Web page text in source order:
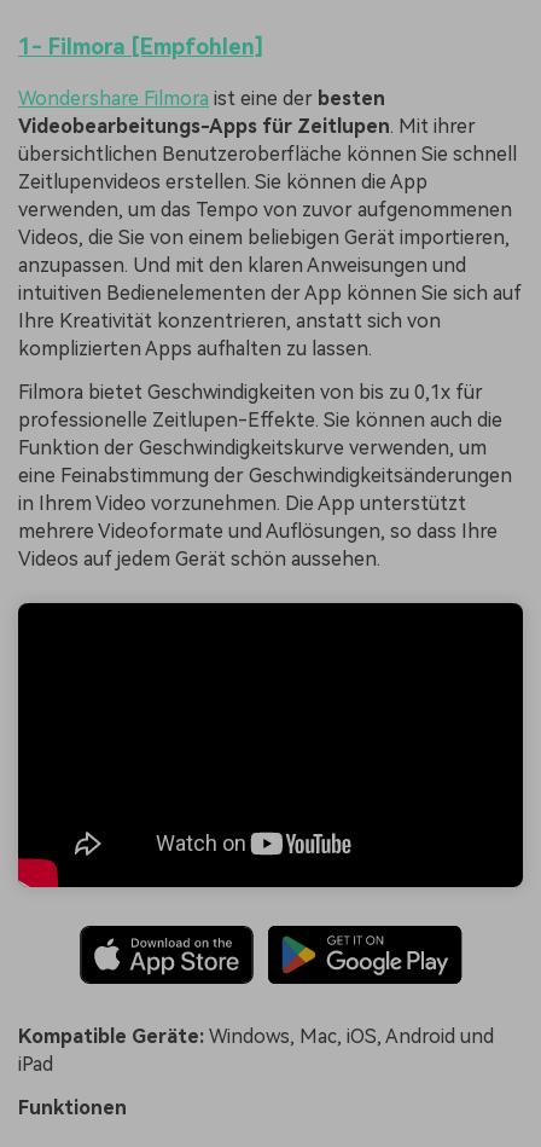
1- Filmora [Empfohlen]
Wondershare Filmora ist eine der besten
Videobearbeitungs-Apps für Zeitlupen. Mit ihrer
übersichtlichen Benutzeroberfläche können Sie schnell
Zeitlupenvideos erstellen. Sie können die App
verwenden, um das Tempo von zuvor aufgenommenen
Videos, die Sie von einem beliebigen Gerät importieren,
anzupassen. Und mit den klaren Anweisungen und
intuitiven Bedienelementen der App können Sie sich auf
Ihre Kreativität konzentrieren, anstatt sich von
komplizierten Apps aufhalten zu lassen.
Filmora bietet Geschwindigkeiten von bis zu 0,1x für
professionelle Zeitlupen-Effekte. Sie können auch die
Funktion der Geschwindigkeitskurve verwenden, um
eine Feinabstimmung der Geschwindigkeitsänderungen
in Ihrem Video vorzunehmen. Die App unterstützt
mehrere Videoformate und Auflösungen, so dass Ihre
Videos auf jedem Gerät schön aussehen.
Kompatible Geräte: Windows, Mac, iOS, Android und
iPad
Funktionen